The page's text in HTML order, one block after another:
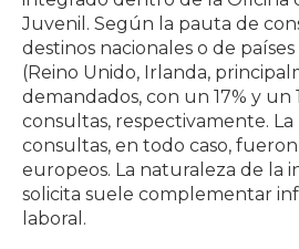
Juvenil. Según la pauta de
destinos nacionales o de
(Reino Unido, Irlanda,
demandados, con un 17% y un
consultas, respectivamente. La
consultas, en todo caso,
europeos. La naturaleza de la
solicita suele complementar
laboral.